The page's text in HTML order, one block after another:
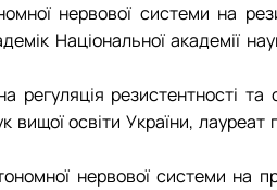
нервової системи на
Національної академії
резистентності
освіти України,
нервової системи на